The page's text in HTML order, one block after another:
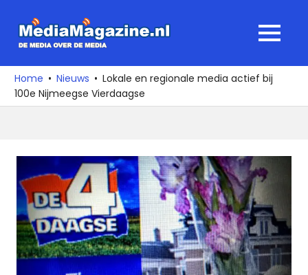
naar
media
over
de
MENU
Home Nieuws
Lokale en regionale media actief bij
100e Nijmeegse Vierdaagse